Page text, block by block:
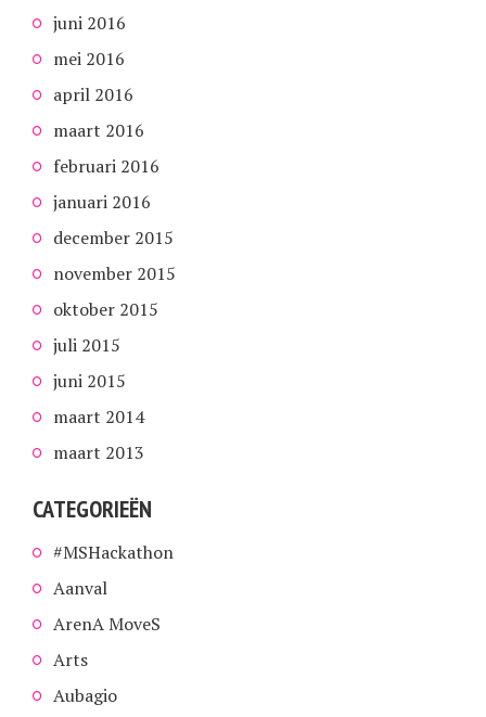
juni 2016
mei 2016
april 2016
maart 2016
februari 2016
januari 2016
december 2015
november 2015
oktober 2015
juli 2015
juni 2015
maart 2014
maart 2013
CATEGORIEËN
#MSHackathon
Aanval
ArenA MoveS
Arts
Aubagio